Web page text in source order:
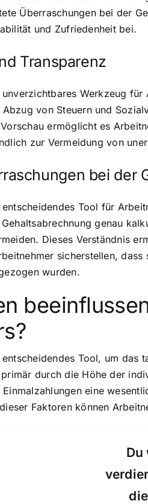
Überraschungen bei der
und Zufriedenheit bei.
Transparenz
Werkzeug
von Steuern und
ermöglicht es
zur Vermeidung von
bei der
Tool für
genau
Dieses Verständnis
sicherstellen,
wurden.
Tool, um das
durch die Höhe der
eine
Faktoren können
Du